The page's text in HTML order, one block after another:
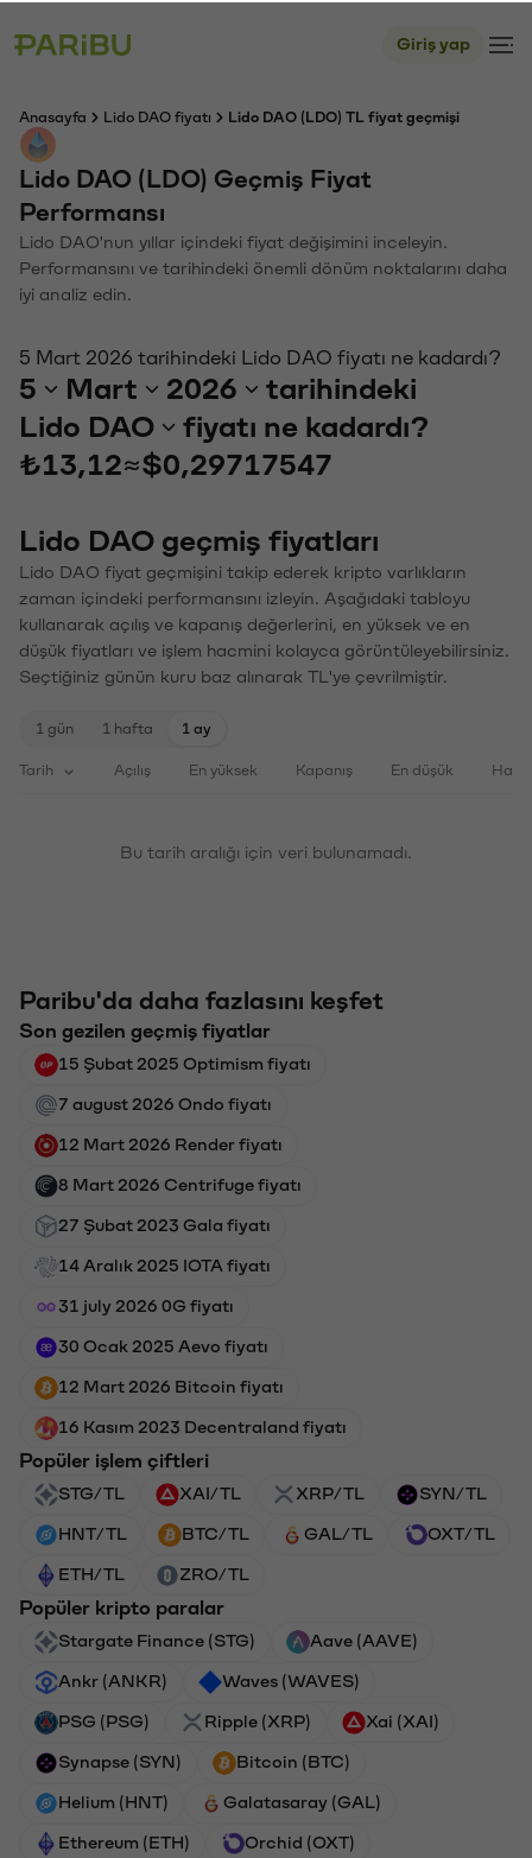
Giriş yap
Anasayfa Lido DAO fiyatı Lido DAO (LDO) TL fiyat geçmişi
Lido DAO (LDO) Geçmiş Fiyat
Performansı
Lido DAO'nun yıllar içindeki fiyat değişimini inceleyin.
Performansını ve tarihindeki önemli dönüm noktalarını daha
iyi analiz edin.
5 Mart 2026 tarihindeki Lido DAO fiyatı ne kadardı?
5 Mart 2026
tarihindeki
Lido DAO
fiyatı ne kadardı?
₺13,12≈$0,29717547
Lido DAO geçmiş fiyatları
Lido DAO fiyat geçmişini takip ederek kripto varlıkların
zaman içindeki performansını izleyin. Aşağıdaki tabloyu
kullanarak açılış ve kapanış değerlerini, en yüksek ve en
düşük fiyatları ve işlem hacmini kolayca görüntüleyebilirsiniz.
Seçtiğiniz günün kuru baz alınarak TL'ye çevrilmiştir.
1 gün 1 hafta 1 ay
Tarih Açılış En yüksek Kapanış En düşük
Bu tarih aralığı için veri bulunamadı.
Paribu'da daha fazlasını keşfet
Son gezilen geçmiş fiyatlar
15 Şubat 2025 Optimism fiyatı
7 august 2026 Ondo fiyatı
12 Mart 2026 Render fiyatı
8 Mart 2026 Centrifuge fiyatı
27 Şubat 2023 Gala fiyatı
14 Aralık 2025 IOTA fiyatı
31 july 2026 0G fiyatı
30 Ocak 2025 Aevo fiyatı
12 Mart 2026 Bitcoin fiyatı
16 Kasım 2023 Decentraland fiyatı
Popüler işlem çiftleri
STG/TL XAI/TL XRP/TL SYN/TL
HNT/TL BTC/TL GAL/TL OXT/TL
ETH/TL ZRO/TL
Popüler kripto paralar
Stargate Finance (STG) Aave (AAVE)
Ankr (ANKR) Waves (WAVES)
PSG (PSG) Ripple (XRP) Xai (XAI)
Synapse (SYN) Bitcoin (BTC)
Helium (HNT) Galatasaray (GAL)
Ethereum (ETH) Orchid (OXT)